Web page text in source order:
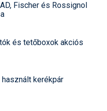
Fischer és Rossignol
és tetőboxok akciós
kerékpár